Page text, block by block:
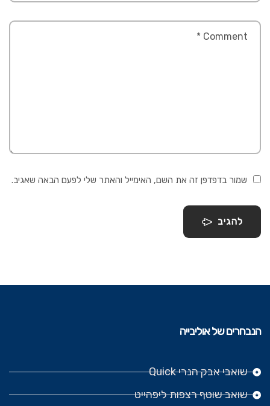
שמור בדפדפן זה את השם, האימייל והאתר שלי לפעם הבאה שאגיב.
להגיב
הנבחרים של אוליבייה
שואבי אבק הנרי Quick
שואב שוטף רצפות ליפהייט